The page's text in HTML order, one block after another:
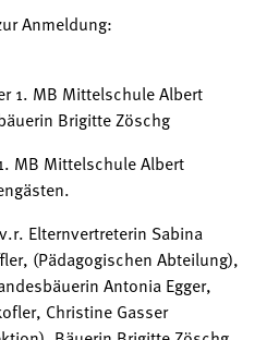
Anmeldung:
1. MB Mittelschule Albert
Brigitte Zöschg
MB Mittelschule Albert
Elternvertreterin Sabina
(Pädagogischen Abteilung),
Antonia Egger,
Christine Gasser